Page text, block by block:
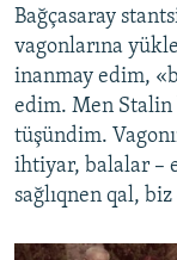
Bağçasaray
vagonlarına
inanmay edim,
edim. Men Stalin
tüşündim.
ihtiyar, balalar –
sağlıqnen qal,